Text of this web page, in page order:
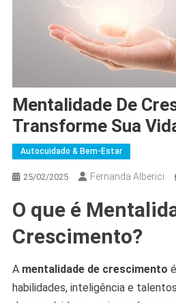
Mentalidade De
Transforme Sua
Autocuidado & Bem-Estar
25/02/2025 Fernanda Alberici
O que é
Crescimento?
A mentalidade de crescimento
habilidades, inteligência e